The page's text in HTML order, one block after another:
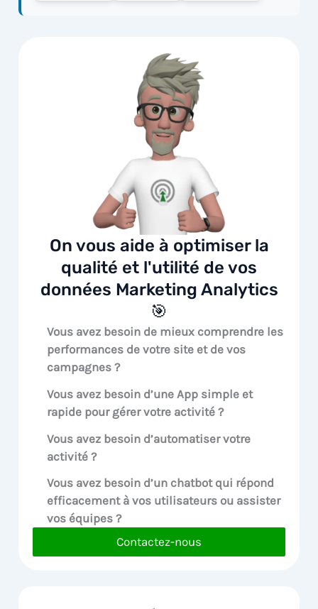
On vous aide à optimiser la
qualité et l'utilité de vos
données Marketing Analytics
🎯
Vous avez besoin de mieux comprendre les
performances de votre site et de vos
campagnes ?
Vous avez besoin d’une App simple et
rapide pour gérer votre activité ?
Vous avez besoin d’automatiser votre
activité ?
Vous avez besoin d’un chatbot qui répond
efficacement à vos utilisateurs ou assister
vos équipes ?
Contactez-nous